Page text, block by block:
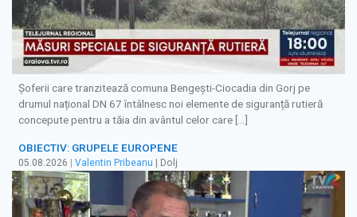
Șoferii care tranzitează comuna Bengești-Ciocadia din Gorj pe
drumul național DN 67 întâlnesc noi elemente de siguranță rutieră
concepute pentru a tăia din avântul celor care […]
OBIECTIV: GRUPELE EUROPENE
05.08.2026 | Valentin Pribeanu | Dolj